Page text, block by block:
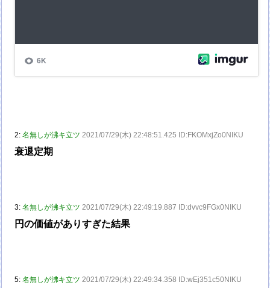
2:名無しが沸キ立ツ 2021/07/29(木) 22:48:51.425 ID:FKOMxjZo0NIKU
衰退定期
3:名無しが沸キ立ツ 2021/07/29(木) 22:49:19.887 ID:dvvc9FGx0NIKU
円の価値がありすぎた結果
5:名無しが沸キ立ツ 2021/07/29(木) 22:49:34.358 ID:wEj351c50NIKU